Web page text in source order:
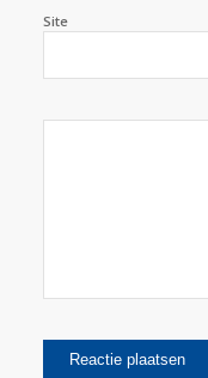
Site